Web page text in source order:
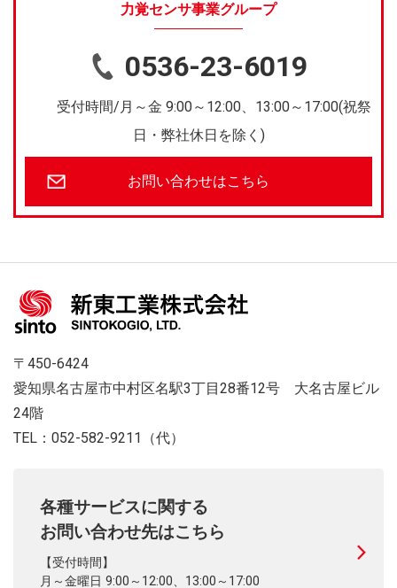
力覚センサ事業グループ
0536-23-6019
受付時間/月～金 9:00～12:00、13:00～17:00(祝祭
日・弊社休日を除く)
お問い合わせはこちら
〒450-6424
愛知県名古屋市中村区名駅3丁目28番12号 大名古屋ビル
24階
TEL：052-582-9211（代）
各種サービスに関する
お問い合わせ先はこちら
【受付時間】
月～金曜日 9:00～12:00、13:00～17:00